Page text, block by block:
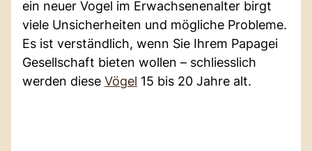
ein neuer Vogel im Erwachsenenalter birgt
viele Unsicherheiten und mögliche Probleme.
Es ist verständlich, wenn Sie Ihrem Papagei
Gesellschaft bieten wollen – schliesslich
werden diese Vögel 15 bis 20 Jahre alt.